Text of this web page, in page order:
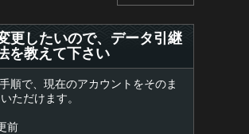
更したいので、データ引継
を教えて下さい
順で、現在のアカウントをそのま
ただけます。
前